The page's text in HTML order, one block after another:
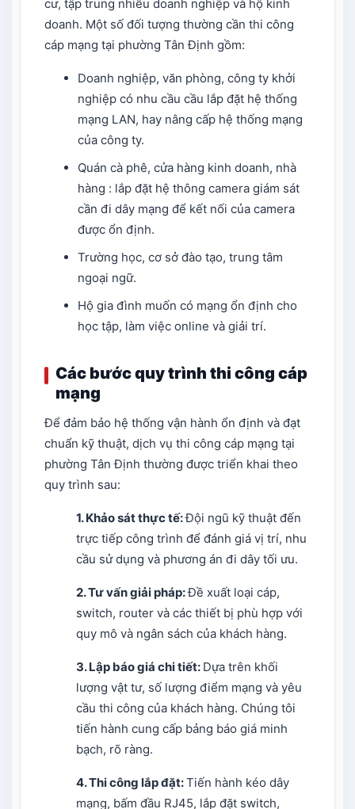
cư, tập trung nhiều doanh nghiệp và hộ kinh
doanh. Một số đối tượng thường cần thi công
cáp mạng tại phường Tân Định gồm:
Doanh nghiệp, văn phòng, công ty khởi
nghiệp có nhu cầu cầu lắp đặt hệ thống
mạng LAN, hay nâng cấp hệ thống mạng
của công ty.
Quán cà phê, cửa hàng kinh doanh, nhà
hàng : lắp đặt hệ thông camera giám sát
cần đi dây mạng để kết nối của camera
được ổn định.
Trường học, cơ sở đào tạo, trung tâm
ngoại ngữ.
Hộ gia đình muốn có mạng ổn định cho
học tập, làm việc online và giải trí.
Các bước quy trình thi công cáp
mạng
Để đảm bảo hệ thống vận hành ổn định và đạt
chuẩn kỹ thuật, dịch vụ thi công cáp mạng tại
phường Tân Định thường được triển khai theo
quy trình sau:
1. Khảo sát thực tế:Đội ngũ kỹ thuật đến
trực tiếp công trình để đánh giá vị trí, nhu
cầu sử dụng và phương án đi dây tối ưu.
2. Tư vấn giải pháp:Đề xuất loại cáp,
switch, router và các thiết bị phù hợp với
quy mô và ngân sách của khách hàng.
3. Lập báo giá chi tiết: Dựa trên khối
lượng vật tư, số lượng điểm mạng và yêu
cầu thi công của khách hàng. Chúng tôi
tiến hành cung cấp bảng báo giá minh
bạch, rõ ràng.
4. Thi công lắp đặt:Tiến hành kéo dây
mạng, bấm đầu RJ45, lắp đặt switch,